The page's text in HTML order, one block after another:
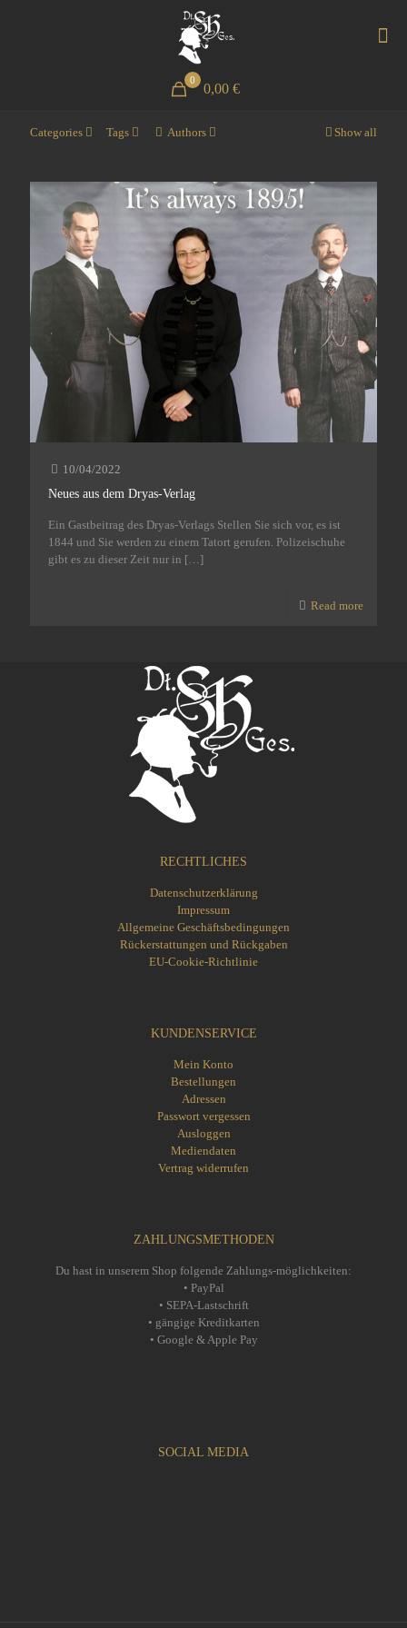
0
0,00 €
Categories Tags Authors Show all
10/04/2022
Neues aus dem Dryas-Verlag
Ein Gastbeitrag des Dryas-Verlags Stellen Sie sich vor, es ist
1844 und Sie werden zu einem Tatort gerufen. Polizeischuhe
gibt es zu dieser Zeit nur in […]
Read more
RECHTLICHES
Datenschutzerklärung
Impressum
Allgemeine Geschäftsbedingungen
Rückerstattungen und Rückgaben
EU-Cookie-Richtlinie
KUNDENSERVICE
Mein Konto
Bestellungen
Adressen
Passwort vergessen
Ausloggen
Mediendaten
Vertrag widerrufen
ZAHLUNGSMETHODEN
Du hast in unserem Shop folgende Zahlungs-möglichkeiten:
• PayPal
• SEPA-Lastschrift
• gängige Kreditkarten
• Google & Apple Pay
SOCIAL MEDIA